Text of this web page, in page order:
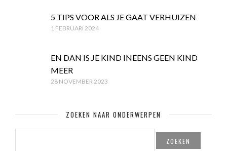
5 TIPS VOOR ALS JE GAAT VERHUIZEN
1 FEBRUARI 2024
EN DAN IS JE KIND INEENS GEEN KIND
MEER
28 NOVEMBER 2023
ZOEKEN NAAR ONDERWERPEN
ZOEKEN